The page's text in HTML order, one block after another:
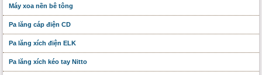
Máy xoa nền bê tông
Pa lăng cáp điện CD
Pa lăng xích điện ELK
Pa lăng xích kéo tay Nitto